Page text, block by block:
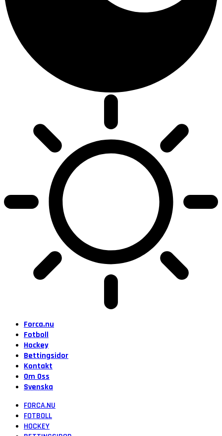
Forca.nu
Fotboll
Hockey
Bettingsidor
Kontakt
Om Oss
Svenska
FORCA.NU
FOTBOLL
HOCKEY